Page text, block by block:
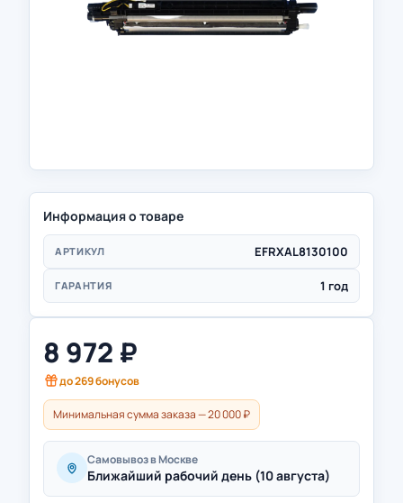
Информация о товаре
АРТИКУЛ EFRXAL8130100
ГАРАНТИЯ 1 год
8 972 ₽
до269бонусов
Минимальная сумма заказа — 20 000 ₽
Самовывоз в Москве
Ближайший рабочий день (10 августа)